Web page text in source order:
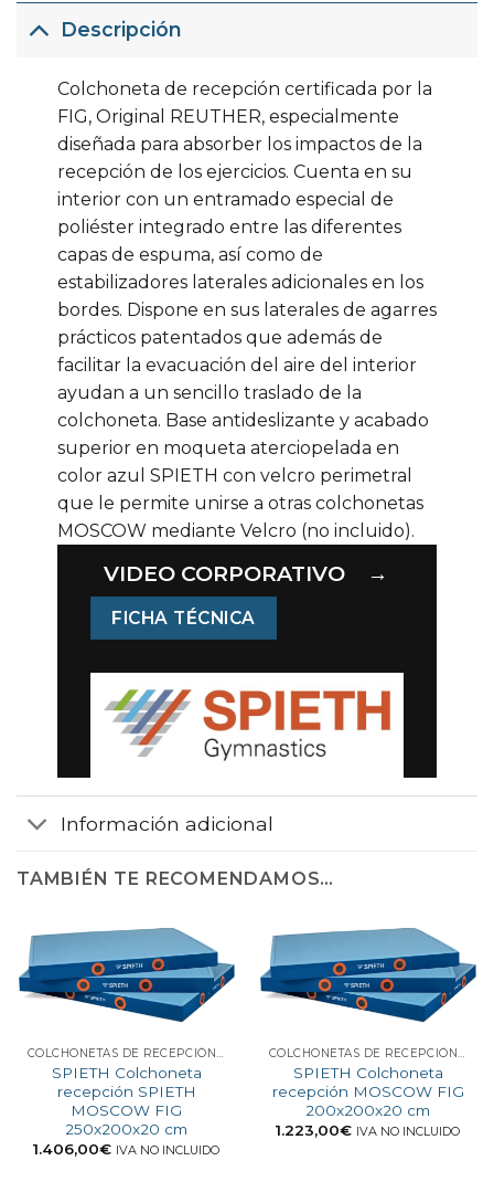
Descripción
Colchoneta de recepción certificada por la
FIG, Original REUTHER, especialmente
diseñada para absorber los impactos de la
recepción de los ejercicios. Cuenta en su
interior con un entramado especial de
poliéster integrado entre las diferentes
capas de espuma, así como de
estabilizadores laterales adicionales en los
bordes. Dispone en sus laterales de agarres
prácticos patentados que además de
facilitar la evacuación del aire del interior
ayudan a un sencillo traslado de la
colchoneta. Base antideslizante y acabado
superior en moqueta aterciopelada en
color azul SPIETH con velcro perimetral
que le permite unirse a otras colchonetas
MOSCOW mediante Velcro (no incluido).
VIDEO CORPORATIVO →
FICHA TÉCNICA
Información adicional
TAMBIÉN TE RECOMENDAMOS…
COLCHONETAS DE RECEPCIÓN PARA COMPETICIÓN
SPIETH Colchoneta
recepción SPIETH
MOSCOW FIG
250x200x20 cm
1.406,00€ IVA NO INCLUIDO
COLCHONETAS DE RECEPCIÓN PARA COMPETICIÓN
SPIETH Colchoneta
recepción MOSCOW FIG
200x200x20 cm
1.223,00€ IVA NO INCLUIDO